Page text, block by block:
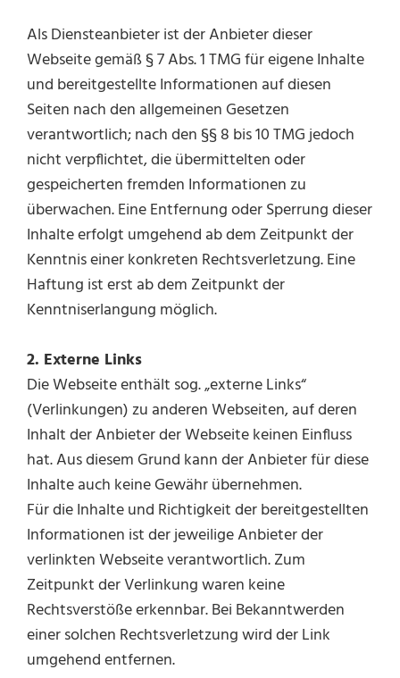
Als Diensteanbieter ist der Anbieter dieser
Webseite gemäß § 7 Abs. 1 TMG für eigene Inhalte
und bereitgestellte Informationen auf diesen
Seiten nach den allgemeinen Gesetzen
verantwortlich; nach den §§ 8 bis 10 TMG jedoch
nicht verpflichtet, die übermittelten oder
gespeicherten fremden Informationen zu
überwachen. Eine Entfernung oder Sperrung dieser
Inhalte erfolgt umgehend ab dem Zeitpunkt der
Kenntnis einer konkreten Rechtsverletzung. Eine
Haftung ist erst ab dem Zeitpunkt der
Kenntniserlangung möglich.
2. Externe Links
Die Webseite enthält sog. „externe Links“
(Verlinkungen) zu anderen Webseiten, auf deren
Inhalt der Anbieter der Webseite keinen Einfluss
hat. Aus diesem Grund kann der Anbieter für diese
Inhalte auch keine Gewähr übernehmen.
Für die Inhalte und Richtigkeit der bereitgestellten
Informationen ist der jeweilige Anbieter der
verlinkten Webseite verantwortlich. Zum
Zeitpunkt der Verlinkung waren keine
Rechtsverstöße erkennbar. Bei Bekanntwerden
einer solchen Rechtsverletzung wird der Link
umgehend entfernen.